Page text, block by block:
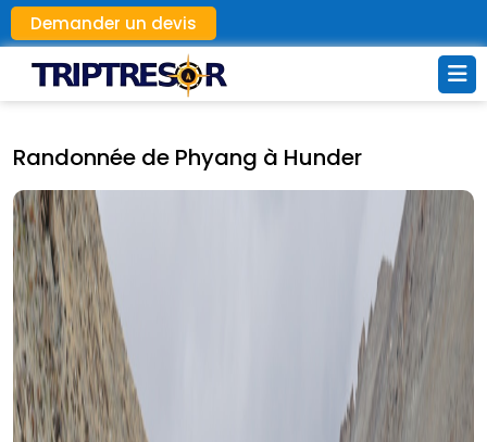
Demander un devis
Randonnée de Phyang à Hunder